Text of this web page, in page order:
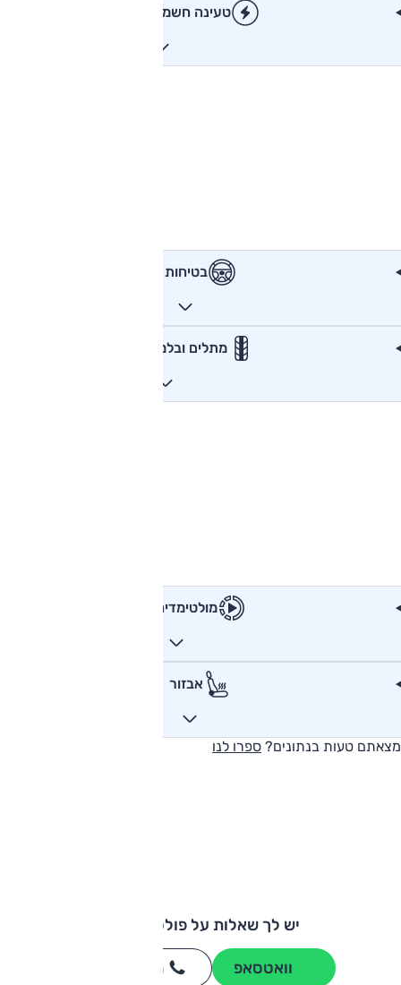
טעינה חשמלית
בטיחות
מתלים ובלמים
מולטימדיה
אבזור
מצאתם טעות בנתונים? ספרו לנו
יש לך שאלות על פולסטאר 2?
וואטסאפ חייגו